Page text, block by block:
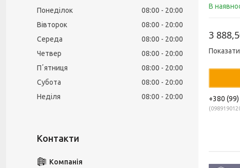
В
3
Показати
+380
Понеділок 08:00
20:00
Вівторок
08:00
20:00
Середа
08:00
20:00
Четвер
08:00
20:00
Пʼятниця
08:00
20:00
Субота
08:00
20:00
Неділя
08:00 20:00